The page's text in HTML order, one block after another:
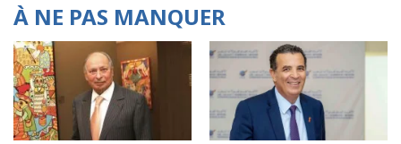
À NE PAS MANQUER